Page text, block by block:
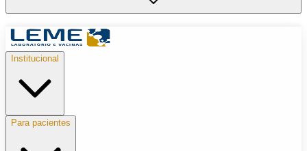
Institucional
Para pacientes